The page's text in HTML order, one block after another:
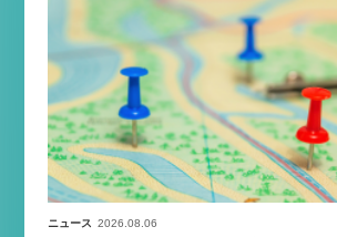
ニュース 2026.08.06